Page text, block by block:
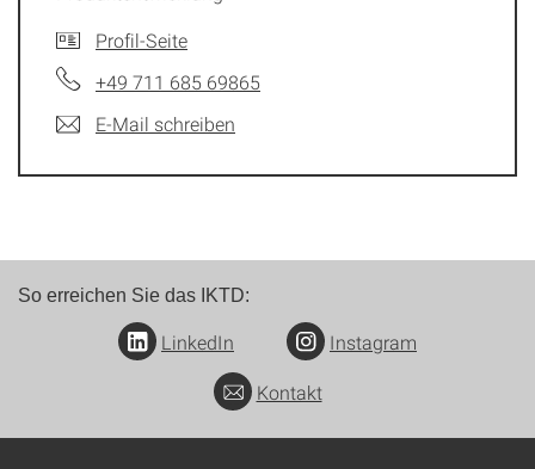
Profil-Seite
+49 711 685 69865
E-Mail schreiben
So erreichen Sie das IKTD:
LinkedIn
Instagram
Kontakt